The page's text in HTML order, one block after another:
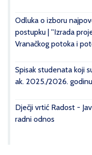
Odluka o izboru
postupku | ''Izrada
Vranačkog potoka i
Spisak studenata koji
ak. 2025./2026. godinu
Dječji vrtić Radost -
radni odnos